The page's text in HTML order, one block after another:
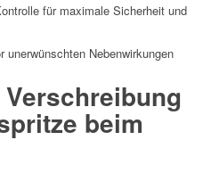
für maximale Sicherheit und
Nebenwirkungen
beim